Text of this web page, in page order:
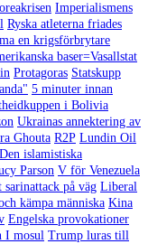
Imperialismens
Ryska atleterna friades
en krigsförbrytare
baser=Vasallstat
Protagoras Statskupp
5 minuter innan
i Bolivia
Ukrainas annektering av
Ghouta R2P Lundin Oil
Den islamistiska
Parson V för Venezuela
sarinattack på väg Liberal
kämpa människa Kina
Engelska provokationer
I mosul Trump luras till